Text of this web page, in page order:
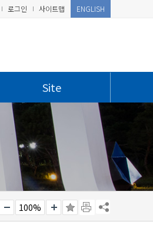
로그인 사이트맵 ENGLISH
Site
100%